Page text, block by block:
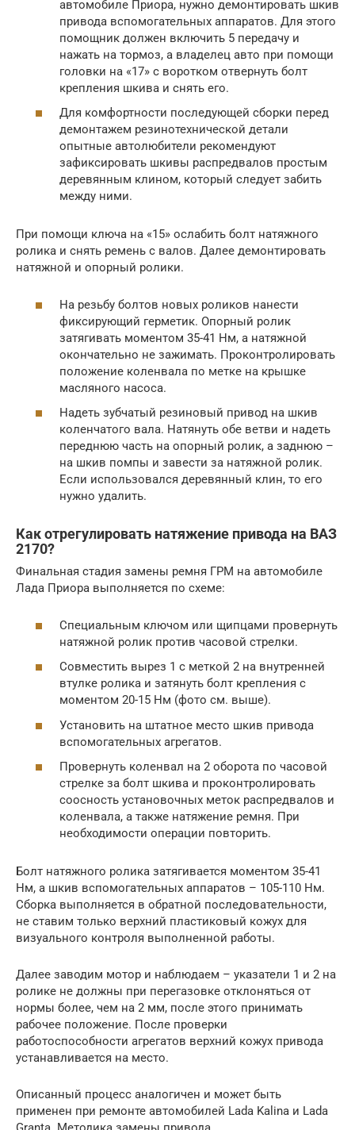
автомобиле Приора, нужно демонтировать шкив
привода вспомогательных аппаратов. Для этого
помощник должен включить 5 передачу и
нажать на тормоз, а владелец авто при помощи
головки на «17» с воротком отвернуть болт
крепления шкива и снять его.
Для комфортности последующей сборки перед
демонтажем резинотехнической детали
опытные автолюбители рекомендуют
зафиксировать шкивы распредвалов простым
деревянным клином, который следует забить
между ними.
При помощи ключа на «15» ослабить болт натяжного
ролика и снять ремень с валов. Далее демонтировать
натяжной и опорный ролики.
На резьбу болтов новых роликов нанести
фиксирующий герметик. Опорный ролик
затягивать моментом 35-41 Нм, а натяжной
окончательно не зажимать. Проконтролировать
положение коленвала по метке на крышке
масляного насоса.
Надеть зубчатый резиновый привод на шкив
коленчатого вала. Натянуть обе ветви и надеть
переднюю часть на опорный ролик, а заднюю –
на шкив помпы и завести за натяжной ролик.
Если использовался деревянный клин, то его
нужно удалить.
Как отрегулировать натяжение привода на ВАЗ
2170?
Финальная стадия замены ремня ГРМ на автомобиле
Лада Приора выполняется по схеме:
Специальным ключом или щипцами провернуть
натяжной ролик против часовой стрелки.
Совместить вырез 1 с меткой 2 на внутренней
втулке ролика и затянуть болт крепления с
моментом 20-15 Нм (фото см. выше).
Установить на штатное место шкив привода
вспомогательных агрегатов.
Провернуть коленвал на 2 оборота по часовой
стрелке за болт шкива и проконтролировать
соосность установочных меток распредвалов и
коленвала, а также натяжение ремня. При
необходимости операции повторить.
Болт натяжного ролика затягивается моментом 35-41
Нм, а шкив вспомогательных аппаратов – 105-110 Нм.
Сборка выполняется в обратной последовательности,
не ставим только верхний пластиковый кожух для
визуального контроля выполненной работы.
Далее заводим мотор и наблюдаем – указатели 1 и 2 на
ролике не должны при перегазовке отклоняться от
нормы более, чем на 2 мм, после этого принимать
рабочее положение. После проверки
работоспособности агрегатов верхний кожух привода
устанавливается на место.
Описанный процесс аналогичен и может быть
применен при ремонте автомобилей Lada Kalina и Lada